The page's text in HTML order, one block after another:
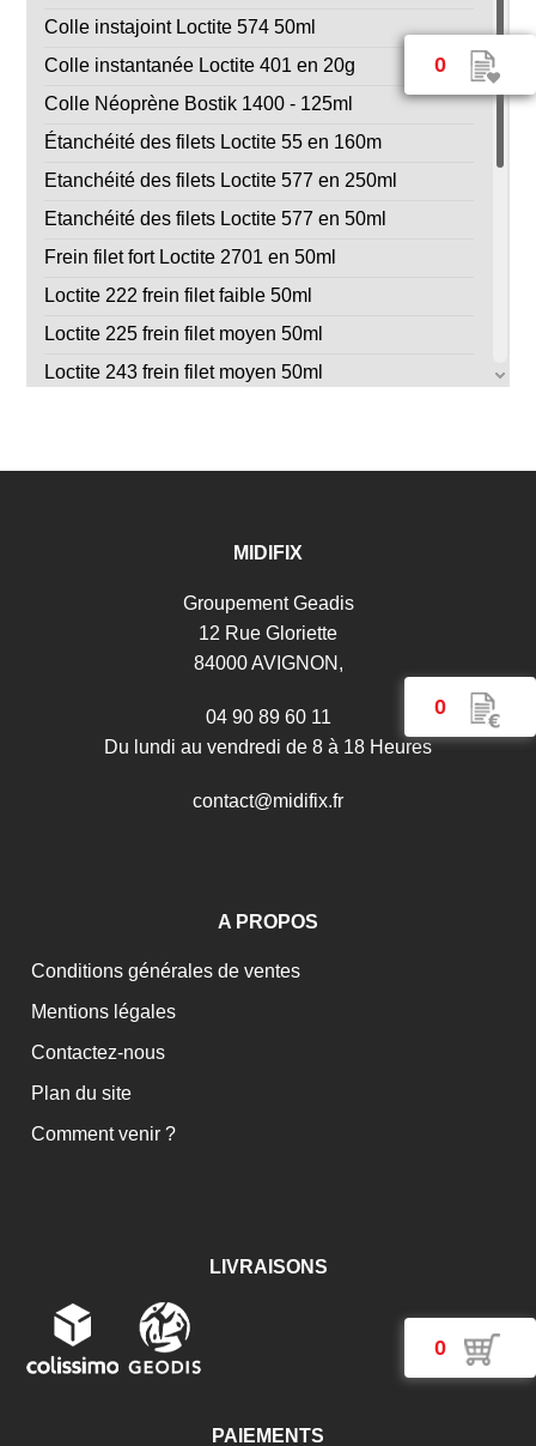
0
0
0
Colle instajoint Loctite 574 50ml
Colle instantanée Loctite 401 en 20g
Colle Néoprène Bostik 1400 - 125ml
Étanchéité des filets Loctite 55 en 160m
Etanchéité des filets Loctite 577 en 250ml
Etanchéité des filets Loctite 577 en 50ml
Frein filet fort Loctite 2701 en 50ml
Loctite 222 frein filet faible 50ml
Loctite 225 frein filet moyen 50ml
Loctite 243 frein filet moyen 50ml
Pistolet à colle usage intensif Fatmax GR 100R
Résine d'étanchéité pour raccords filetés Filetfix III -
Ruban d'étanchéité Olifan PTFE standard 0,01mm -
Silicone d'étanchéité cuivre Loctite SI 5920
Vernis de blocage Blocjelt Rouge
MIDIFIX
Groupement Geadis
12 Rue Gloriette
84000 AVIGNON,
04 90 89 60 11
Du lundi au vendredi de 8 à 18 Heures
contact@midifix.fr
A PROPOS
Conditions générales de ventes
Mentions légales
Contactez-nous
Plan du site
Comment venir ?
LIVRAISONS
PAIEMENTS